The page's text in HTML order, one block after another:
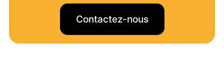
Contactez-nous